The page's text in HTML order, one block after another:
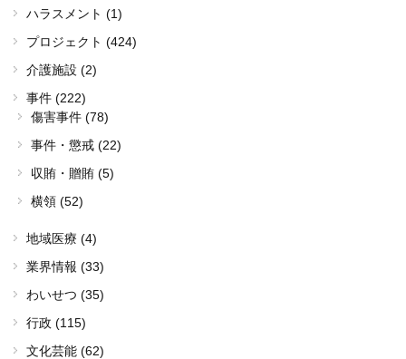
ハラスメント (1)
プロジェクト (424)
介護施設 (2)
事件 (222)
傷害事件 (78)
事件・懲戒 (22)
収賄・贈賄 (5)
横領 (52)
地域医療 (4)
業界情報 (33)
わいせつ (35)
行政 (115)
文化芸能 (62)